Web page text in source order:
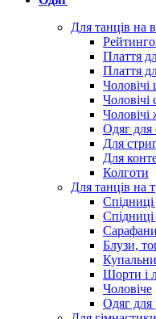
Для танців на
Плаття
Плаття
Чоловічі
Чоловічі
Чоловічі
Одяг для
Для
Для
Колготи
Для танців на
Спідниці
Блузи,
Шорти і
Чоловіче
Одяг для